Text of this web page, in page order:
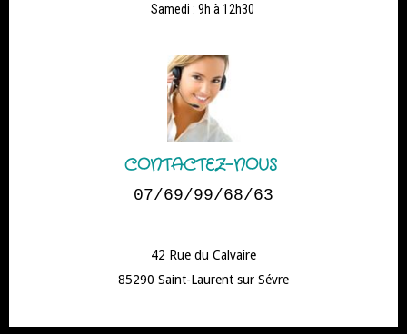
Samedi : 9h à 12h30
CONTACTEZ-NOUS
07/69/99/68/63
42 Rue du Calvaire
85290 Saint-Laurent sur Sévre